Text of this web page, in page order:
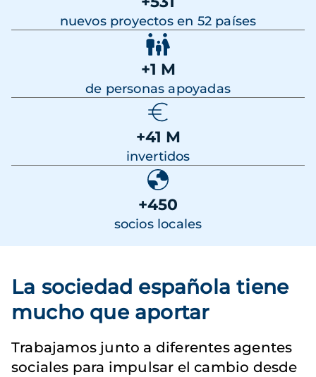
nuevos proyectos en 52 países
+1 M
de personas apoyadas
+41 M
invertidos
+450
socios locales
La sociedad española tiene
mucho que aportar
Trabajamos junto a diferentes agentes
sociales para impulsar el cambio desde